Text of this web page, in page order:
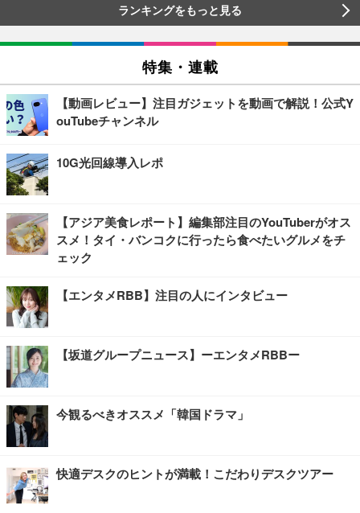
ランキングをもっと見る
特集・連載
【動画レビュー】注目ガジェットを動画で解説！公式Y
ouTubeチャンネル
10G光回線導入レポ
【アジア美食レポート】編集部注目のYouTuberがオス
スメ！タイ・バンコクに行ったら食べたいグルメをチ
ェック
【エンタメRBB】注目の人にインタビュー
【坂道グループニュース】ーエンタメRBBー
今観るべきオススメ「韓国ドラマ」
快適デスクのヒントが満載！こだわりデスクツアー